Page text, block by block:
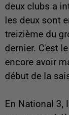
deux clubs a
les deux sont
treizième du
dernier. C'est
encore avoir
début de la
En National 3,